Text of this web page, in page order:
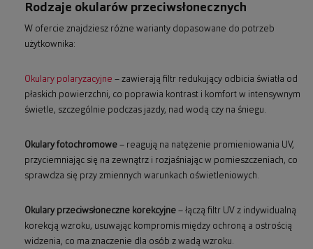
Rodzaje okularów przeciwsłonecznych
W ofercie znajdziesz różne warianty dopasowane do potrzeb
użytkownika:
Okulary polaryzacyjne – zawierają filtr redukujący odbicia światła od
płaskich powierzchni, co poprawia kontrast i komfort w intensywnym
świetle, szczególnie podczas jazdy, nad wodą czy na śniegu.
Okulary fotochromowe – reagują na natężenie promieniowania UV,
przyciemniając się na zewnątrz i rozjaśniając w pomieszczeniach, co
sprawdza się przy zmiennych warunkach oświetleniowych.
Okulary przeciwsłoneczne korekcyjne – łączą filtr UV z indywidualną
korekcją wzroku, usuwając kompromis między ochroną a ostrością
widzenia, co ma znaczenie dla osób z wadą wzroku.